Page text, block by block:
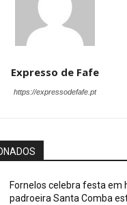
Expresso de Fafe
https://expressodefafe.pt
Fornelos celebra festa em
padroeira Santa Comba